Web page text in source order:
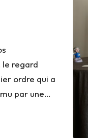
le regard
ordre qui a
par une…